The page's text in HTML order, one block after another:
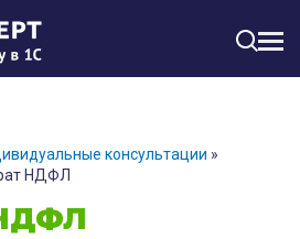
консультации »
НДФЛ